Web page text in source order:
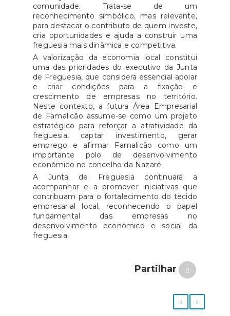
comunidade. Trata-se de um
reconhecimento simbólico, mas relevante,
para destacar o contributo de quem investe,
cria oportunidades e ajuda a construir uma
freguesia mais dinâmica e competitiva.
A valorização da economia local constitui
uma das prioridades do executivo da Junta
de Freguesia, que considera essencial apoiar
e criar condições para a fixação e
crescimento de empresas no território.
Neste contexto, a futura Área Empresarial
de Famalicão assume-se como um projeto
estratégico para reforçar a atratividade da
freguesia, captar investimento, gerar
emprego e afirmar Famalicão como um
importante polo de desenvolvimento
económico no concelho da Nazaré.
A Junta de Freguesia continuará a
acompanhar e a promover iniciativas que
contribuam para o fortalecimento do tecido
empresarial local, reconhecendo o papel
fundamental das empresas no
desenvolvimento económico e social da
freguesia.
Partilhar